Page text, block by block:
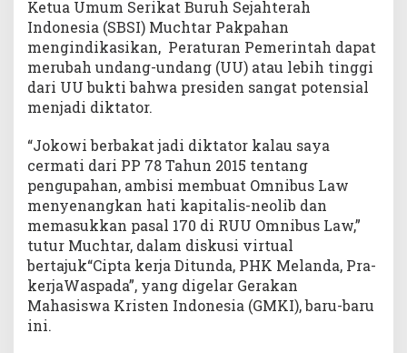
Ketua Umum Serikat Buruh Sejahterah
Indonesia (SBSI) Muchtar Pakpahan
mengindikasikan, Peraturan Pemerintah dapat
merubah undang-undang (UU) atau lebih tinggi
dari UU bukti bahwa presiden sangat potensial
menjadi diktator.
“Jokowi berbakat jadi diktator kalau saya
cermati dari PP 78 Tahun 2015 tentang
pengupahan, ambisi membuat Omnibus Law
menyenangkan hati kapitalis-neolib dan
memasukkan pasal 170 di RUU Omnibus Law,”
tutur Muchtar, dalam diskusi virtual
bertajuk“Cipta kerja Ditunda, PHK Melanda, Pra-
kerjaWaspada”, yang digelar Gerakan
Mahasiswa Kristen Indonesia (GMKI), baru-baru
ini.